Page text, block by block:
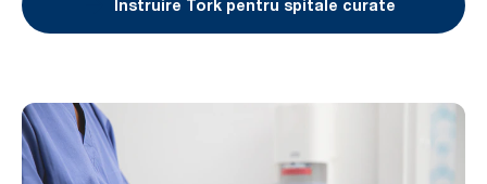
Instruire Tork pentru spitale curate